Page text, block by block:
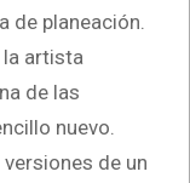
de planeación.
la artista
de las
nuevo.
de un